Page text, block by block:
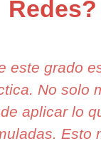
Redes?
este grado
No solo
aplicar lo
Esto